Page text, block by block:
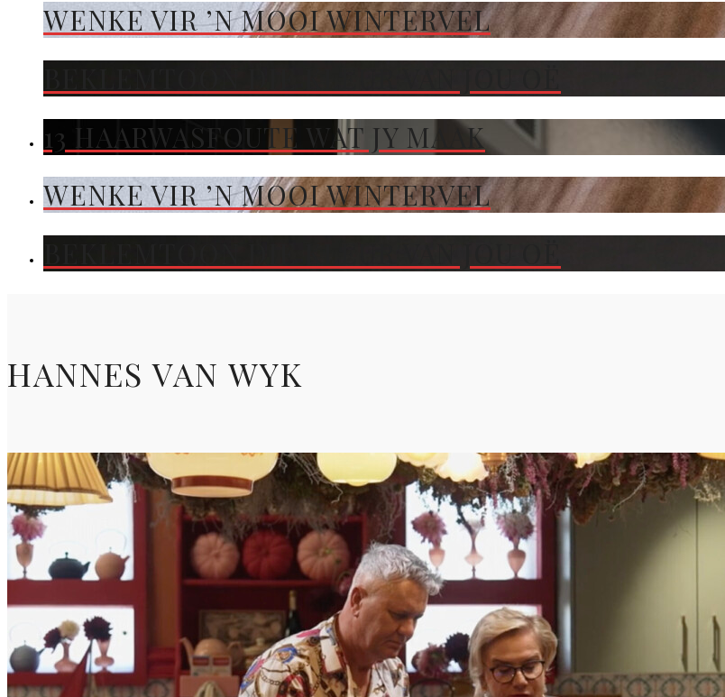
WENKE VIR ’N MOOI WINTERVEL
13 HAARWASFOUTE WAT JY MAAK
WENKE VIR ’N MOOI WINTERVEL
HANNES VAN WYK